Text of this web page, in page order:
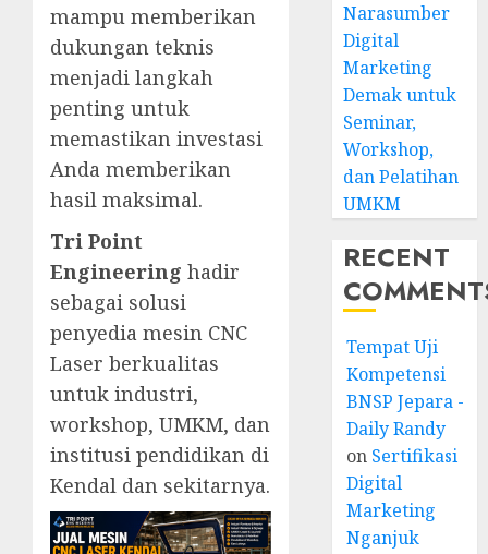
mampu memberikan
dukungan teknis
menjadi langkah
penting untuk
memastikan investasi
Anda memberikan
hasil maksimal.
Tri Point
Engineering hadir
sebagai solusi
penyedia mesin CNC
Laser berkualitas
untuk industri,
workshop, UMKM, dan
institusi pendidikan di
Kendal dan sekitarnya.
Narasumber
Digital
Marketing
Demak untuk
Seminar,
Workshop,
dan Pelatihan
UMKM
RECENT
Tempat Uji
Kompetensi
BNSP Jepara -
Daily Randy
on Sertifikasi
Digital
Marketing
Nganjuk